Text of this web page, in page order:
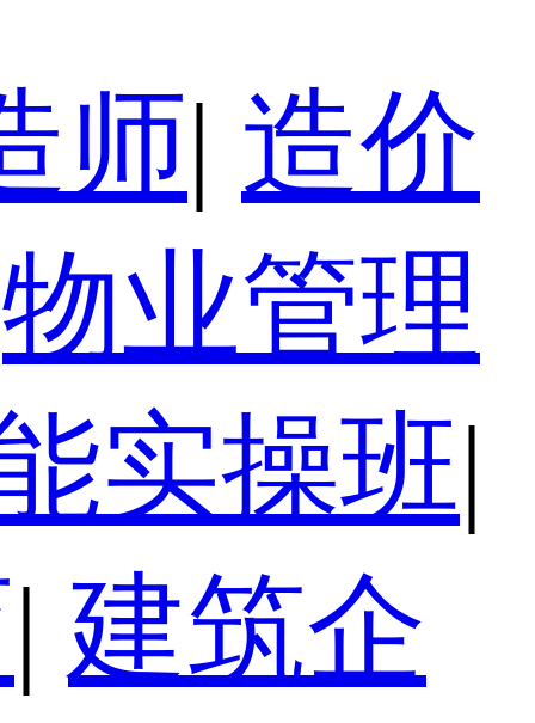
师| 造价
物业管理
实操班|
| 建筑企